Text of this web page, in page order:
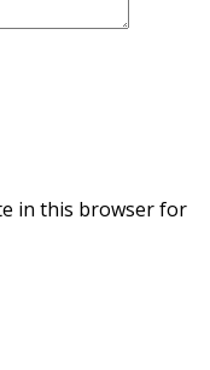
in this browser for